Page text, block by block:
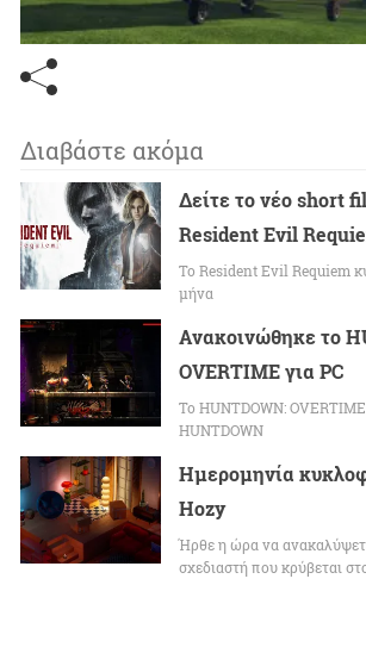
Διαβάστε ακόμα
Δείτε το νέο short
Resident Evil
To Resident Evil Requiem
μήνα
Ανακοινώθηκε το
OVERTIME για PC
Το HUNTDOWN:
HUNTDOWN
Ημερομηνία
Hozy
Ήρθε η ώρα να
σχεδιαστή που κρύβεται